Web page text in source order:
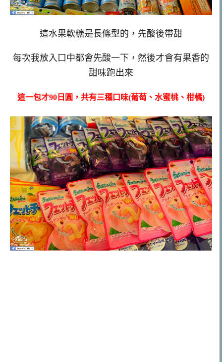
這水果軟糖是長條型的，先酸後帶甜
每次我放入口中都會先酸一下，然後才會有果香的
甜味跑出來
這一包才90日圓，共有三種口味(葡萄、水蜜桃、柑橘)